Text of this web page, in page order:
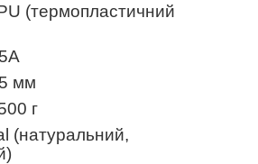
(термопластичний
мм
г
(натуральний,